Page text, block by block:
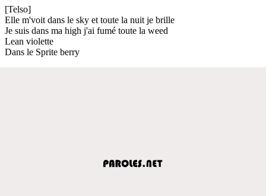
[Telso]
Elle m'voit dans le sky et toute la nuit je brille
Je suis dans ma high j'ai fumé toute la weed
Lean violette
Dans le Sprite berry